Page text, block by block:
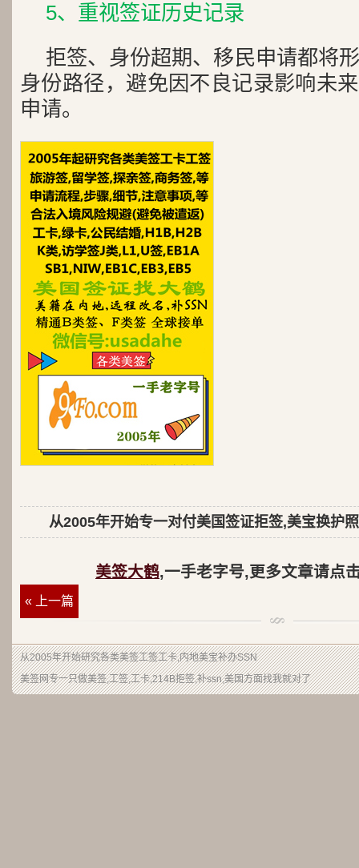
5、重视签证历史记录
拒签、身份超期、移民申请都将
身份路径，避免因不良记录影响未
申请。
从2005年开始专一对付美国签证拒签,美宝换护
美签大鹤,一手老字号,更多文章请点
« 上一篇
从2005年开始研究各类美签工签工卡,内地美宝补办SSN
美签网专一只做美签,工签,工卡,214B拒签,补ssn,美国方面找我就对了